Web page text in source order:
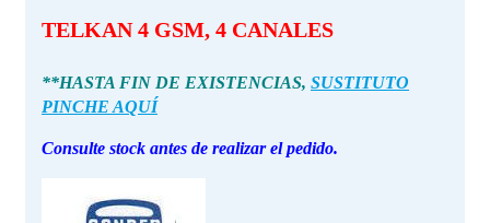
TELKAN 4 GSM, 4 CANALES
**HASTA FIN DE EXISTENCIAS, SUSTITUTO
PINCHE AQUÍ
Consulte stock antes de realizar el pedido.